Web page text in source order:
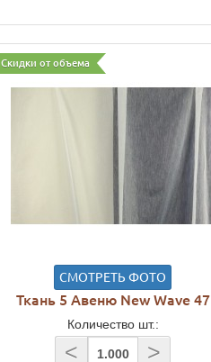
Скидки от объема
СМОТРЕТЬ ФОТО
Ткань 5 Авеню New Wave 47
Количество шт.:
< >